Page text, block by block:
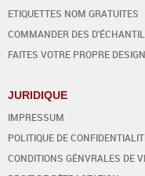
ETIQUETTES NOM GRATUITES
COMMANDER DES
FAITES VOTRE PROPRE DESIGN
JURIDIQUE
IMPRESSUM
POLITIQUE DE
CONDITIONS GÉNVRALES DE